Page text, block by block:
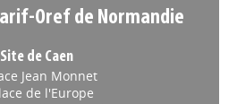
Oref de Normandie
Site de Caen
Jean Monnet
de l'Europe